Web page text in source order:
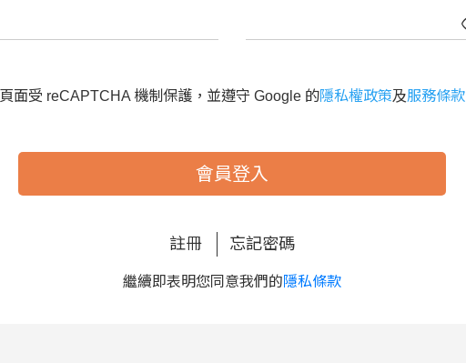
面受 reCAPTCHA 機制保護，並遵守 Google 的隱私權政策及服務條款
會員登入
註冊 忘記密碼
繼續即表明您同意我們的隱私條款